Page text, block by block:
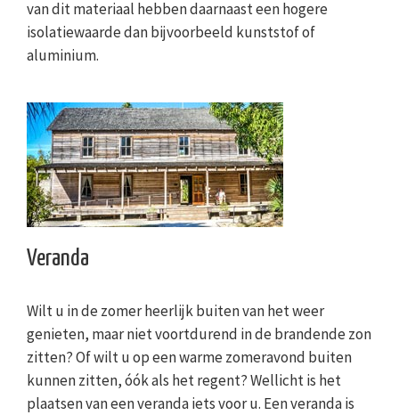
van dit materiaal hebben daarnaast een hogere
isolatiewaarde dan bijvoorbeeld kunststof of
aluminium.
Veranda
Wilt u in de zomer heerlijk buiten van het weer
genieten, maar niet voortdurend in de brandende zon
zitten? Of wilt u op een warme zomeravond buiten
kunnen zitten, óók als het regent? Wellicht is het
plaatsen van een veranda iets voor u. Een veranda is